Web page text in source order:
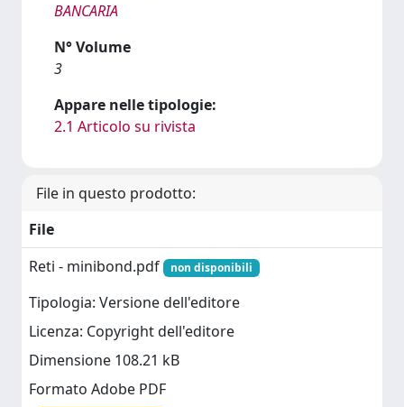
BANCARIA
N° Volume
3
Appare nelle tipologie:
2.1 Articolo su rivista
File in questo prodotto:
File
Reti - minibond.pdf
non disponibili
Tipologia: Versione dell'editore
Licenza: Copyright dell'editore
Dimensione 108.21 kB
Formato Adobe PDF